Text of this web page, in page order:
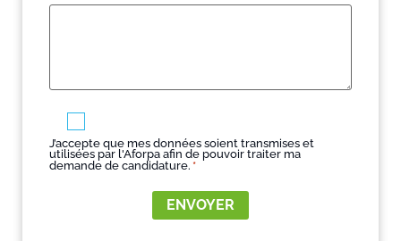
RGPD
J’accepte que mes données soient transmises et
utilisées par l'Aforpa afin de pouvoir traiter ma
demande de candidature. *
ENVOYER